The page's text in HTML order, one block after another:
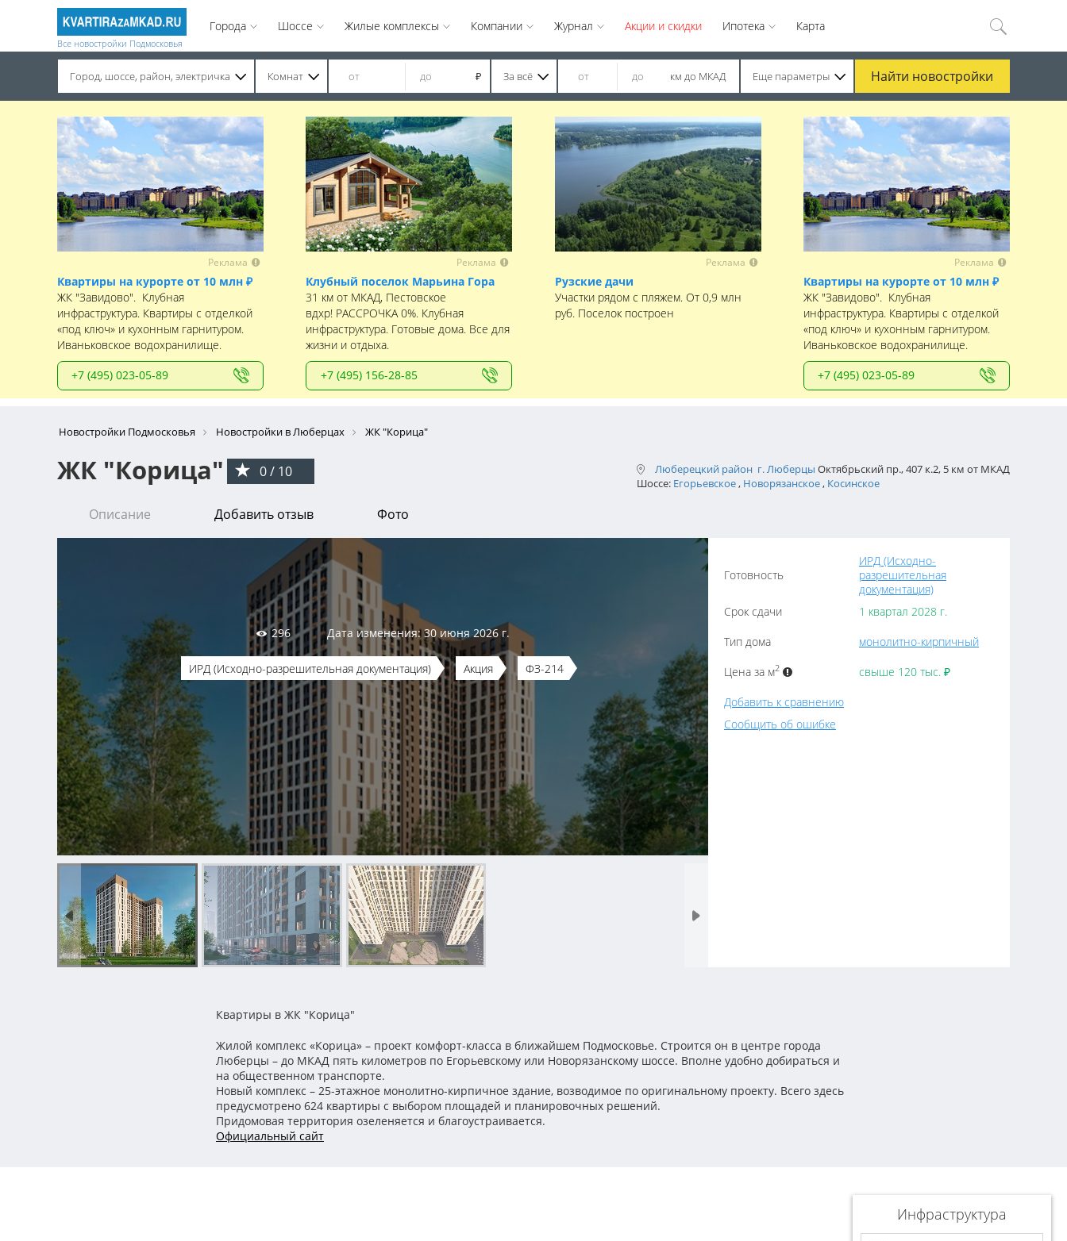
Все новостройки Подмосковья
Города Шоссе Жилые комплексы Компании Журнал Акции и скидки Ипотека Карта
Город, шоссе, район, электричка Комнат ₽ За всё км до МКАД Еще параметры Найти новостройки
Реклама
Квартиры на курорте от 10 млн ₽
ЖК "Завидово". Клубная
инфраструктура. Квартиры с отделкой
«под ключ» и кухонным гарнитуром.
Иваньковское водохранилище.
+7 (495) 023-05-89
Реклама
Клубный поселок Марьина Гора
31 км от МКАД, Пестовское
вдхр! РАССРОЧКА 0%. Клубная
инфраструктура. Готовые дома. Все для
жизни и отдыха.
+7 (495) 156-28-85
Реклама
Рузские дачи
Участки рядом с пляжем. От 0,9 млн
руб. Поселок построен
Реклама
Квартиры на курорте от 10 млн ₽
ЖК "Завидово". Клубная
инфраструктура. Квартиры с отделкой
«под ключ» и кухонным гарнитуром.
Иваньковское водохранилище.
+7 (495) 023-05-89
Новостройки Подмосковья Новостройки в Люберцах ЖК "Корица"
ЖК "Корица" 0 / 10 Люберецкий район г. Люберцы Октябрьский пр., 407 к.2, 5 км от МКАД
Шоссе: Егорьевское , Новорязанское , Косинское
Описание Добавить отзыв Фото
296 Дата изменения: 30 июня 2026 г.
ИРД (Исходно-разрешительная документация) Акция ФЗ-214
Готовность
ИРД (Исходно-
разрешительная
документация)
Срок сдачи
1 квартал 2028 г.
Тип дома
монолитно-кирпичный
Цена за м2 свыше 120 тыс. ₽
Добавить к сравнению
Сообщить об ошибке
Квартиры в ЖК "Корица"
Жилой комплекс «Корица» – проект комфорт-класса в ближайшем Подмосковье. Строится он в центре города
Люберцы – до МКАД пять километров по Егорьевскому или Новорязанскому шоссе. Вполне удобно добираться и
на общественном транспорте.
Новый комплекс – 25-этажное монолитно-кирпичное здание, возводимое по оригинальному проекту. Всего здесь
предусмотрено 624 квартиры с выбором площадей и планировочных решений.
Придомовая территория озеленяется и благоустраивается.
Официальный сайт
Инфраструктура